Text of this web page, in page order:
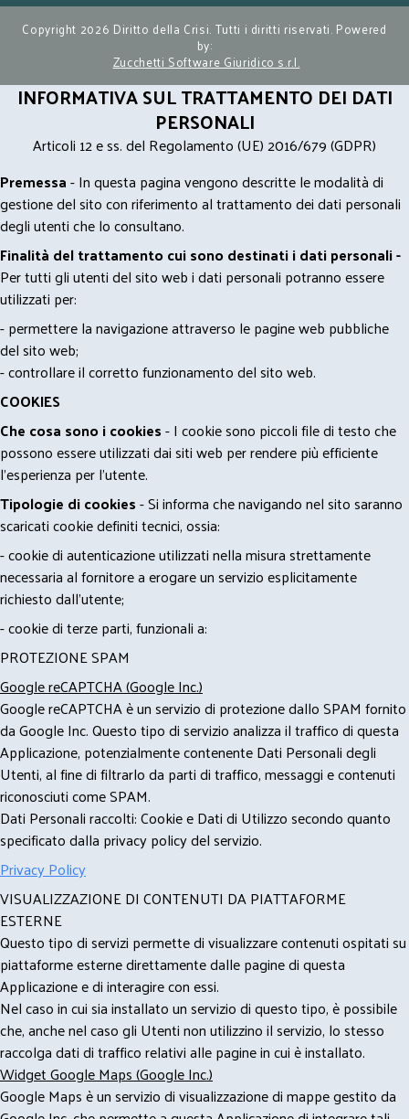
Copyright 2026 Diritto della Crisi. Tutti i diritti riservati. Powered
by:
Zucchetti Software Giuridico s.r.l.
INFORMATIVA SUL TRATTAMENTO DEI DATI
PERSONALI
Articoli 12 e ss. del Regolamento (UE) 2016/679 (GDPR)
Premessa- In questa pagina vengono descritte le modalità di
gestione del sito con riferimento al trattamento dei dati personali
degli utenti che lo consultano.
Finalità del trattamento cui sono destinati i dati personali -
Per tutti gli utenti del sito web i dati personali potranno essere
utilizzati per:
- permettere la navigazione attraverso le pagine web pubbliche
del sito web;
- controllare il corretto funzionamento del sito web.
COOKIES
Che cosa sono i cookies- I cookie sono piccoli file di testo che
possono essere utilizzati dai siti web per rendere più efficiente
l'esperienza per l'utente.
Tipologie di cookies- Si informa che navigando nel sito saranno
scaricati cookie definiti tecnici, ossia:
- cookie di autenticazione utilizzati nella misura strettamente
necessaria al fornitore a erogare un servizio esplicitamente
richiesto dall'utente;
- cookie di terze parti, funzionali a:
PROTEZIONE SPAM
Google reCAPTCHA (Google Inc.)
Google reCAPTCHA è un servizio di protezione dallo SPAM fornito
da Google Inc. Questo tipo di servizio analizza il traffico di questa
Applicazione, potenzialmente contenente Dati Personali degli
Utenti, al fine di filtrarlo da parti di traffico, messaggi e contenuti
riconosciuti come SPAM.
Dati Personali raccolti: Cookie e Dati di Utilizzo secondo quanto
specificato dalla privacy policy del servizio.
Privacy Policy
VISUALIZZAZIONE DI CONTENUTI DA PIATTAFORME
ESTERNE
Questo tipo di servizi permette di visualizzare contenuti ospitati su
piattaforme esterne direttamente dalle pagine di questa
Applicazione e di interagire con essi.
Nel caso in cui sia installato un servizio di questo tipo, è possibile
che, anche nel caso gli Utenti non utilizzino il servizio, lo stesso
raccolga dati di traffico relativi alle pagine in cui è installato.
Widget Google Maps (Google Inc.)
Google Maps è un servizio di visualizzazione di mappe gestito da